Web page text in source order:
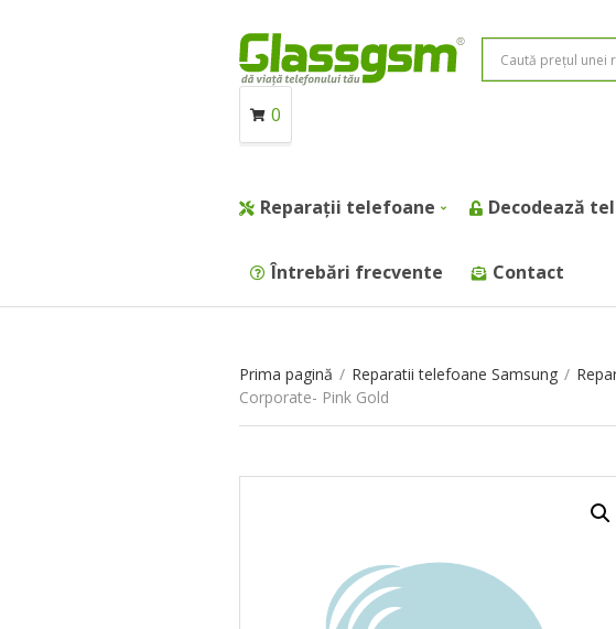
0
Reparații telefoane Decodează
Întrebări frecvente Contact
Prima pagină / Reparatii telefoane Samsung /
Corporate- Pink Gold